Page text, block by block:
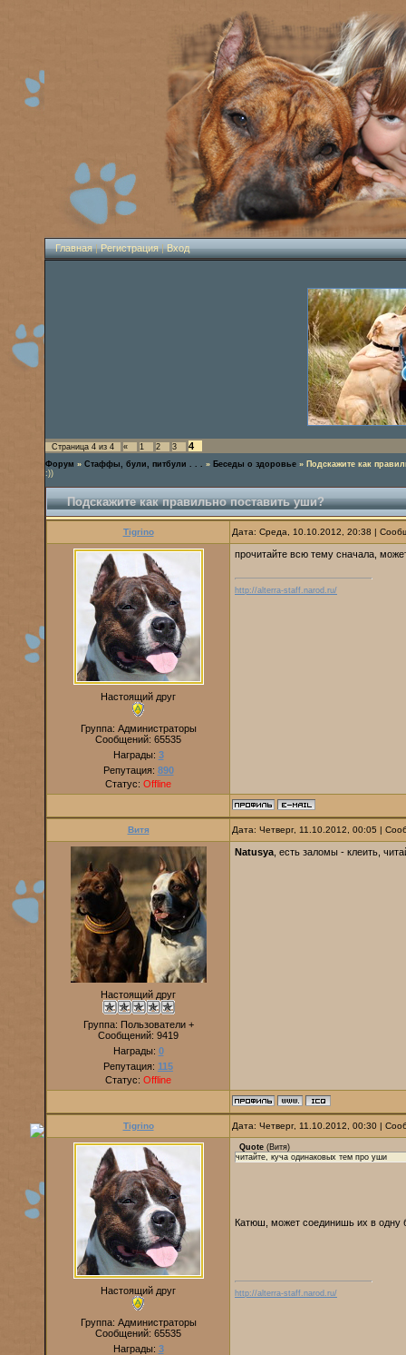
Главная|Регистрация|Вход
Страница 4 из 4 « 1 2 3 4
Форум » Стаффы, були, питбули . . . » Беседы о здоровье » Подскажите как
:))
Подскажите как правильно поставить уши?
Tigrino Дата: Среда, 10.10.2012, 20:38 |
Настоящий друг
Группа: Администраторы
Сообщений: 65535
Награды: 3
Репутация: 890
Статус: Offline
прочитайте всю тему сначала,
http://alterra-staff.narod.ru/
Витя Дата: Четверг, 11.10.2012, 00:05 |
Настоящий друг
Группа: Пользователи +
Сообщений: 9419
Награды: 0
Репутация: 115
Статус: Offline
Natusya , есть заломы - клеить,
Tigrino Дата: Четверг, 11.10.2012, 00:30 |
Настоящий друг
Группа: Администраторы
Сообщений: 65535
Награды: 3
Quote (Витя)
читайте, куча одинаковых тем про уши
Катюш, может соединишь их в
http://alterra-staff.narod.ru/